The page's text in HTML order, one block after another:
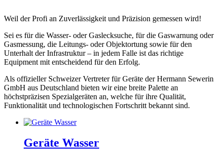
Weil der Profi an Zuverlässigkeit und Präzision gemessen wird!
Sei es für die Wasser- oder Gaslecksuche, für die Gaswarnung oder
Gasmessung, die Leitungs- oder Objektortung sowie für den
Unterhalt der Infrastruktur – in jedem Falle ist das richtige
Equipment mit entscheidend für den Erfolg.
Als offizieller Schweizer Vertreter für Geräte der Hermann Sewerin
GmbH aus Deutschland bieten wir eine breite Palette an
höchstpräzisen Spezialgeräten an, welche für ihre Qualität,
Funktionalität und technologischen Fortschritt bekannt sind.
Geräte Wasser